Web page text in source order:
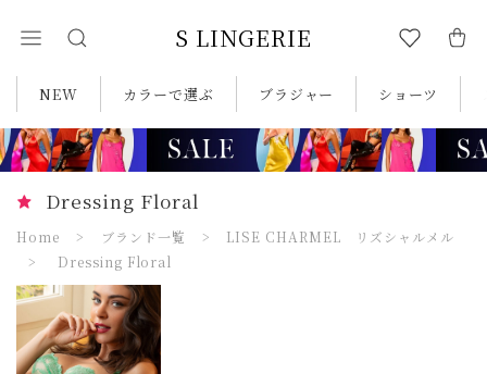
S LINGERIE
NEW カラーで選ぶ ブラジャー ショーツ
Dressing Floral
Home ブランド一覧
LISE CHARMEL リズシャルメル
Dressing Floral